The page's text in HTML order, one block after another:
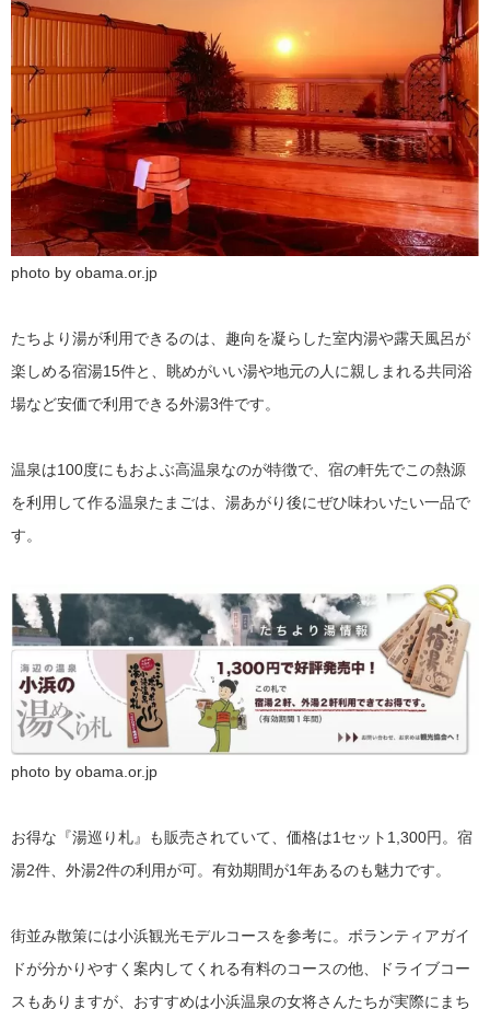
photo by obama.or.jp
たちより湯が利用できるのは、趣向を凝らした室内湯や露天風呂が
楽しめる宿湯15件と、眺めがいい湯や地元の人に親しまれる共同浴
場など安価で利用できる外湯3件です。
温泉は100度にもおよぶ高温泉なのが特徴で、宿の軒先でこの熱源
を利用して作る温泉たまごは、湯あがり後にぜひ味わいたい一品で
す。
photo by obama.or.jp
お得な『湯巡り札』も販売されていて、価格は1セット1,300円。宿
湯2件、外湯2件の利用が可。有効期間が1年あるのも魅力です。
街並み散策には小浜観光モデルコースを参考に。ボランティアガイ
ドが分かりやすく案内してくれる有料のコースの他、ドライブコー
スもありますが、おすすめは小浜温泉の女将さんたちが実際にまち